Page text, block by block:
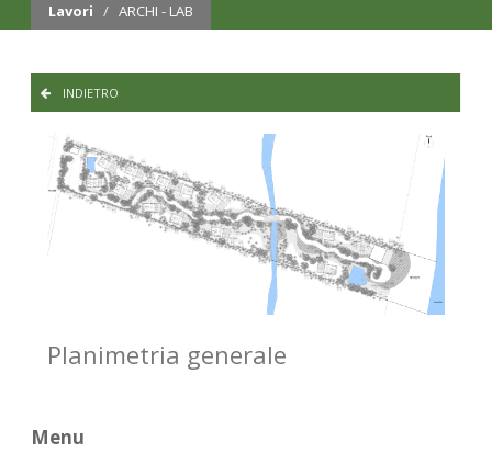
Lavori / ARCHI - LAB
INDIETRO
Planimetria generale
Menu